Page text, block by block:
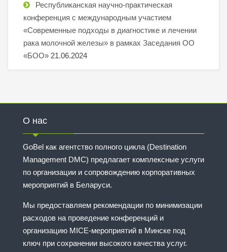
Республиканская научно-практическая
конференция с международным участием
«Современные подходы в диагностике и лечении
рака молочной железы» в рамках Заседания ОО
«БОО» 21.06.2024
О нас
GoBel как агентство полного цикла (Destination
Management DMC) предлагает комплексные услуги
по организации и сопровождению корпоративных
мероприятий в Беларуси.
Мы предоставляем рекомендации по минимизации
расходов на проведение конференций и
организацию MICE-мероприятий в Минске под
ключ при сохранении высокого качества услуг.